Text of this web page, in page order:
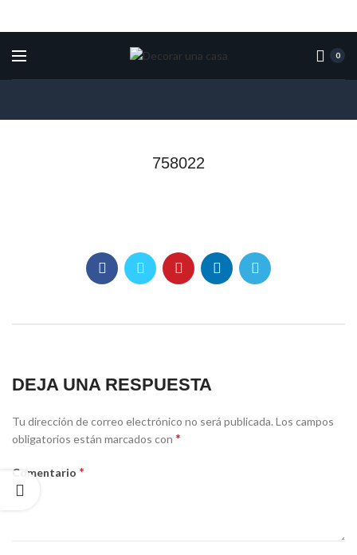
0
758022
DEJA UNA RESPUESTA
Tu dirección de correo electrónico no será publicada.Los campos
obligatorios están marcados con *
Comentario *
Alternative: